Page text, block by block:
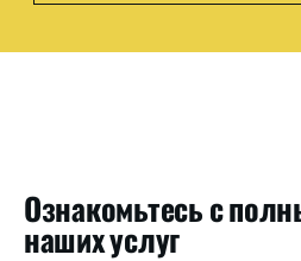
Ознакомьтесь с
наших услуг